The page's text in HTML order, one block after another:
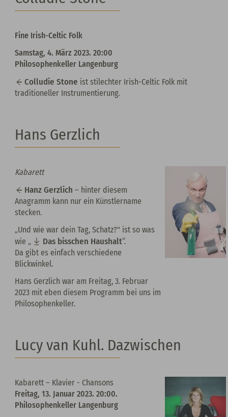
Fine Irish-Celtic Folk
Samstag, 4. März 2023. 20:00
Philosophenkeller Langenburg
Colludie Stone ist stilechter Irish-Celtic Folk mit
traditioneller Instrumentierung.
Hans Gerzlich
Kabarett
Hanz Gerzlich – hinter diesem
Anagramm kann nur ein Künstlername
stecken.
„Und wie war dein Tag, Schatz?" ist so was
wie „
Das bisschen Haushalt“.
Da gibt es einfach verschiedene
Blickwinkel.
Hans Gerzlich war am Freitag, 3. Februar
2023 mit eben diesem Programm bei uns im
Philosophenkeller.
Lucy van Kuhl. Dazwischen
Kabarett – Klavier - Chansons
Freitag, 13. Januar 2023. 20:00.
Philosophenkeller Langenburg